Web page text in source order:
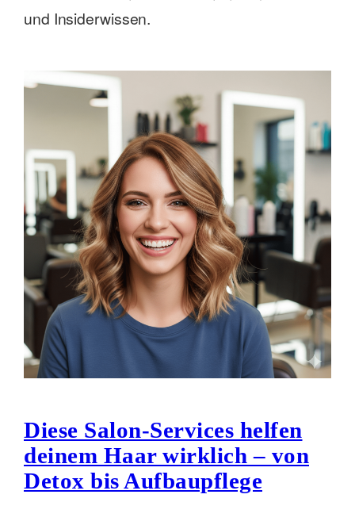
und Insiderwissen.
Diese Salon-Services helfen
deinem Haar wirklich – von
Detox bis Aufbaupflege